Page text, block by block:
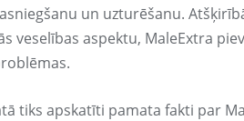
un uzturēšanu.
veselības aspektu, MaleExtra
tiks apskatīti pamata fakti par